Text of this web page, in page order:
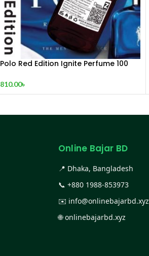
Polo Red Edition Ignite Perfume 100
810.00৳
Online Bajar BD
📍 Dhaka, Bangladesh
📞 +880 1988-853973
✉️ info@onlinebajarbd.xyz
🌐onlinebajarbd.xyz